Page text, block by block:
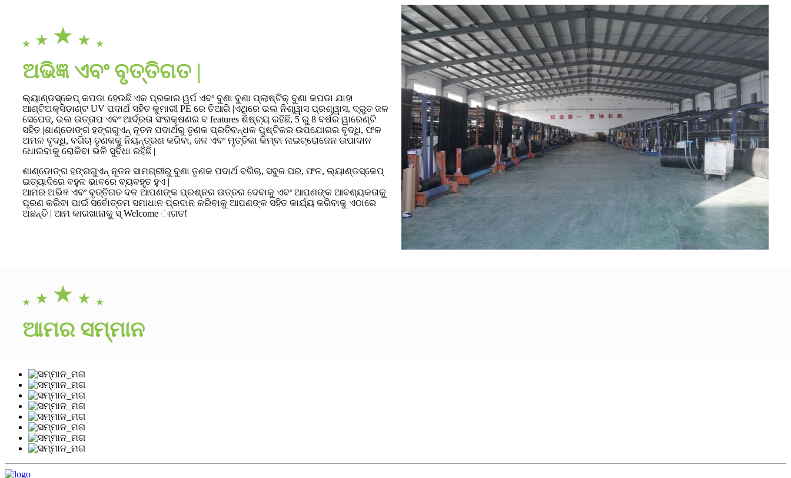
ଅଭିଜ୍ଞ ଏବଂ ବୃତ୍ତିଗତ |
ଲ୍ୟାଣ୍ଡସ୍କେପ୍ କପଡା ହେଉଛି ଏକ ପ୍ରକାର ୱର୍ପ ଏବଂ ବୁଣା ବୁଣା ପ୍ଲାଷ୍ଟିକ୍ ବୁଣା କପଡା ଯାହା
ଆଣ୍ଟିଅକ୍ସିଡାଣ୍ଟ UV ପଦାର୍ଥ ସହିତ କୁମାରୀ PE ରେ ତିଆରି |ଏଥିରେ ଭଲ ନିଶ୍ୱାସ ପ୍ରଶ୍ୱାସ, ଦ୍ରୁତ ଜଳ
ସେପେଜ୍, ଭଲ ଉତ୍ତାପ ଏବଂ ଆର୍ଦ୍ରତା ସଂରକ୍ଷଣର ବ features ଶିଷ୍ଟ୍ୟ ରହିଛି, 5 ରୁ 8 ବର୍ଷର ୱାରେଣ୍ଟି
ସହିତ |ଶାଣ୍ଡୋଙ୍ଗ ହଙ୍ଗଗୁଏନ୍ ନୂତନ ପଦାର୍ଥରୁ ତୃଣକ ପ୍ରତିବନ୍ଧକ ପୁଷ୍ଟିକର ଉପଯୋଗର ବୃଦ୍ଧି, ଫଳ
ଅମଳ ବୃଦ୍ଧି, ବଗିଚା ତୃଣକକୁ ନିୟନ୍ତ୍ରଣ କରିବା, ଜଳ ଏବଂ ମୃତ୍ତିକା କିମ୍ବା ନାଇଟ୍ରୋଜେନ ଉପାଦାନ
ଧୋଇବାକୁ ରୋକିବା ଭଳି ସୁବିଧା ରହିଛି |
ଶାଣ୍ଡୋଙ୍ଗ ହଙ୍ଗଗୁଏନ୍ ନୂତନ ସାମଗ୍ରୀରୁ ବୁଣା ତୃଣକ ପଦାର୍ଥ ବଗିଚା, ସବୁଜ ଘର, ଫଳ, ଲ୍ୟାଣ୍ଡସ୍କେପ୍
ଇତ୍ୟାଦିରେ ବହୁଳ ଭାବରେ ବ୍ୟବହୃତ ହୁଏ |
ଆମର ଅଭିଜ୍ଞ ଏବଂ ବୃତ୍ତିଗତ ଦଳ ଆପଣଙ୍କ ପ୍ରଶ୍ନର ଉତ୍ତର ଦେବାକୁ ଏବଂ ଆପଣଙ୍କ ଆବଶ୍ୟକତାକୁ
ପୂରଣ କରିବା ପାଇଁ ସର୍ବୋତ୍ତମ ସମାଧାନ ପ୍ରଦାନ କରିବାକୁ ଆପଣଙ୍କ ସହିତ କାର୍ଯ୍ୟ କରିବାକୁ ଏଠାରେ
ଅଛନ୍ତି | ଆମ କାରଖାନାକୁ ସ୍ Welcome ାଗତ!
ଆମର ସମ୍ମାନ